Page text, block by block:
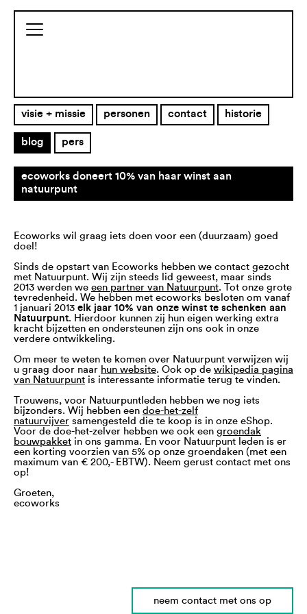
visie + missie personen contact historie
blog pers
ecoworks doneert 10% van haar winst aan
natuurpunt
Ecoworks wil graag iets doen voor een (duurzaam) goed
doel!
Sinds de opstart van Ecoworks hebben we contact gezocht
met Natuurpunt. Wij zijn steeds lid geweest, maar sinds
2013 werden we een partner van Natuurpunt. Tot onze grote
tevredenheid. We hebben met ecoworks besloten om vanaf
1 januari 2013 elk jaar 10% van onze winst te schenken aan
Natuurpunt. Hierdoor kunnen zij hun eigen werking extra
kracht bijzetten en ondersteunen zijn ons ook in onze
verdere ontwikkeling.
Om meer te weten te komen over Natuurpunt verwijzen wij
u graag door naar hun website. Ook op de wikipedia pagina
van Natuurpunt is interessante informatie terug te vinden.
Trouwens, voor Natuurpuntleden hebben we nog iets
bijzonders. Wij hebben een doe-het-zelf
natuurvijver samengesteld die te koop is in onze eShop.
Voor de doe-het-zelver hebben we ook een groendak
bouwpakket in ons gamma. En voor Natuurpunt leden is er
een korting voorzien van 5% op onze groendaken (met een
maximum van € 200,- EBTW). Neem gerust contact met ons
op!
Groeten,
ecoworks
neem contact met ons op